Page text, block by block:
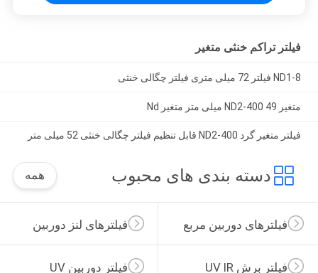
فیلتر تراکم خنثی متغیر
ND1-8 فیلتر 72 میلی متری فیلتر چگالی خنثی
متغیر ND2-400 49 میلی متر متغیر Nd
فیلتر متغیر گرد ND2-400 قابل تنظیم فیلتر چگالی خنثی 52 میلی متر
دسته بندی های محبوب همه
فیلترهای لنز دوربین فیلترهای دوربین مربع
فیلتر دوربین UV فیلتر برش UV IR